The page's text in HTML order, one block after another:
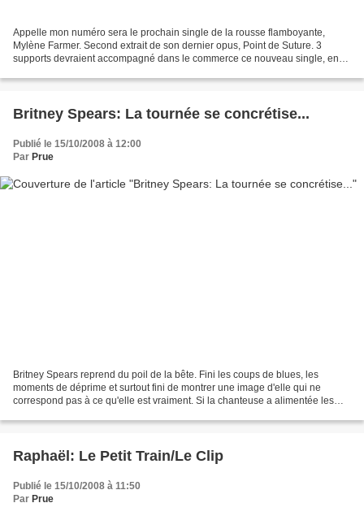
Appelle mon numéro sera le prochain single de la rousse flamboyante,
Mylène Farmer. Second extrait de son dernier opus, Point de Suture. 3
supports devraient accompagné dans le commerce ce nouveau single, en
Britney Spears: La tournée se concrétise...
Publié le 15/10/2008 à 12:00
Par Prue
Britney Spears reprend du poil de la bête. Fini les coups de blues, les
moments de déprime et surtout fini de montrer une image d'elle qui ne
correspond pas à ce qu'elle est vraiment. Si la chanteuse a alimentée les
Raphaël: Le Petit Train/Le Clip
Publié le 15/10/2008 à 11:50
Par Prue